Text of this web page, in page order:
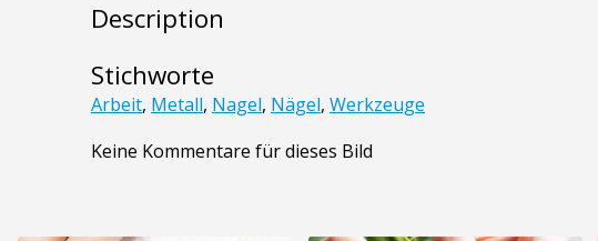
Description
Stichworte
Arbeit, Metall, Nagel, Nägel, Werkzeuge
Keine Kommentare für dieses Bild